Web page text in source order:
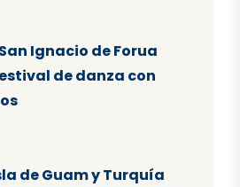
Ignacio de Forua
de danza con
de Guam y Turquía